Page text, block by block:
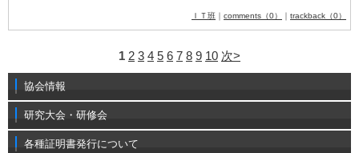
ＩＴ班 ｜ comments（0） ｜ trackback（0）
1 2 3 4 5 6 7 8 9 10 次>
協会情報
研究大会・研修会
各種証明書発行について